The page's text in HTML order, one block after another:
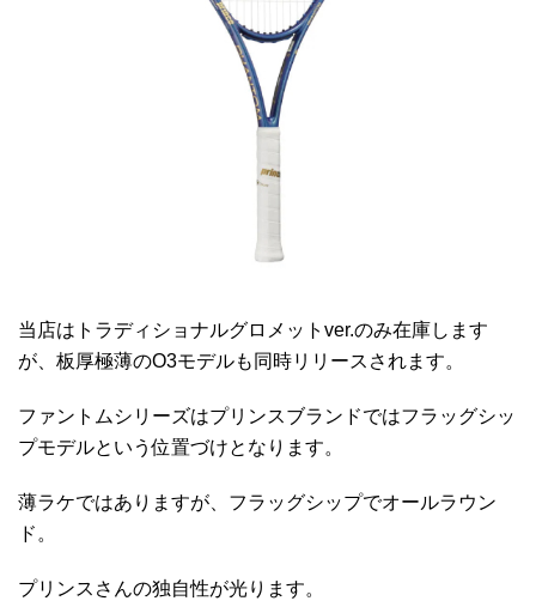
当店はトラディショナルグロメットver.のみ在庫します
が、板厚極薄のO3モデルも同時リリースされます。
ファントムシリーズはプリンスブランドではフラッグシッ
プモデルという位置づけとなります。
薄ラケではありますが、フラッグシップでオールラウン
ド。
プリンスさんの独自性が光ります。